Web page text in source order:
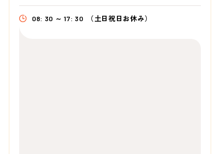
08: 30 ～ 17: 30 （土日祝日お休み）